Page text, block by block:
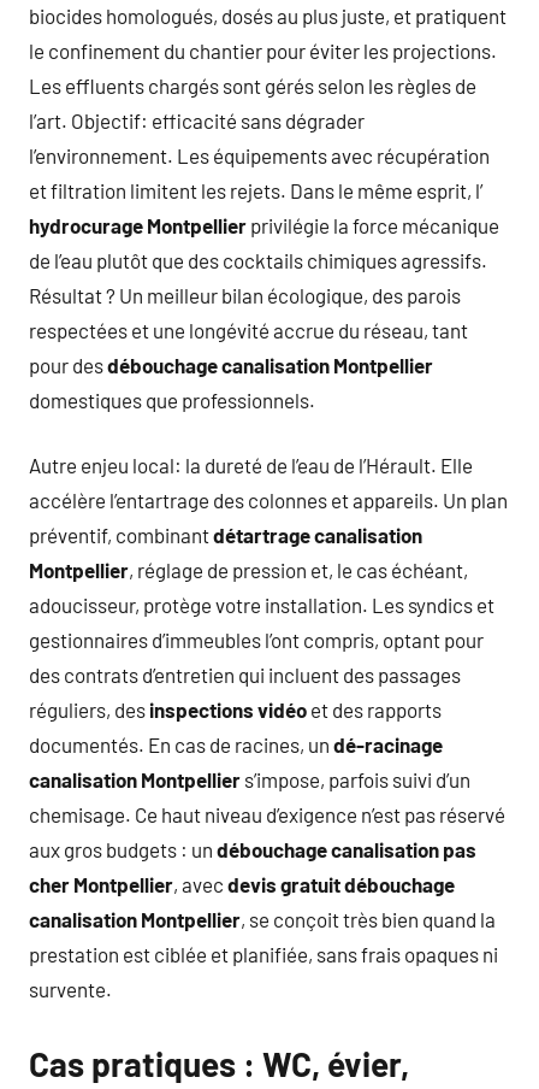
biocides homologués, dosés au plus juste, et pratiquent
le confinement du chantier pour éviter les projections.
Les effluents chargés sont gérés selon les règles de
l’art. Objectif: efficacité sans dégrader
l’environnement. Les équipements avec récupération
et filtration limitent les rejets. Dans le même esprit, l’
hydrocurage Montpellier privilégie la force mécanique
de l’eau plutôt que des cocktails chimiques agressifs.
Résultat ? Un meilleur bilan écologique, des parois
respectées et une longévité accrue du réseau, tant
pour desdébouchage canalisation Montpellier
domestiques que professionnels.
Autre enjeu local: la dureté de l’eau de l’Hérault. Elle
accélère l’entartrage des colonnes et appareils. Un plan
préventif, combinantdétartrage canalisation
Montpellier, réglage de pression et, le cas échéant,
adoucisseur, protège votre installation. Les syndics et
gestionnaires d’immeubles l’ont compris, optant pour
des contrats d’entretien qui incluent des passages
réguliers, des inspections vidéo et des rapports
documentés. En cas de racines, un dé-racinage
canalisation Montpellier s’impose, parfois suivi d’un
chemisage. Ce haut niveau d’exigence n’est pas réservé
aux gros budgets : un débouchage canalisation pas
cher Montpellier, avec devis gratuit débouchage
canalisation Montpellier, se conçoit très bien quand la
prestation est ciblée et planifiée, sans frais opaques ni
survente.
Cas pratiques : WC, évier,